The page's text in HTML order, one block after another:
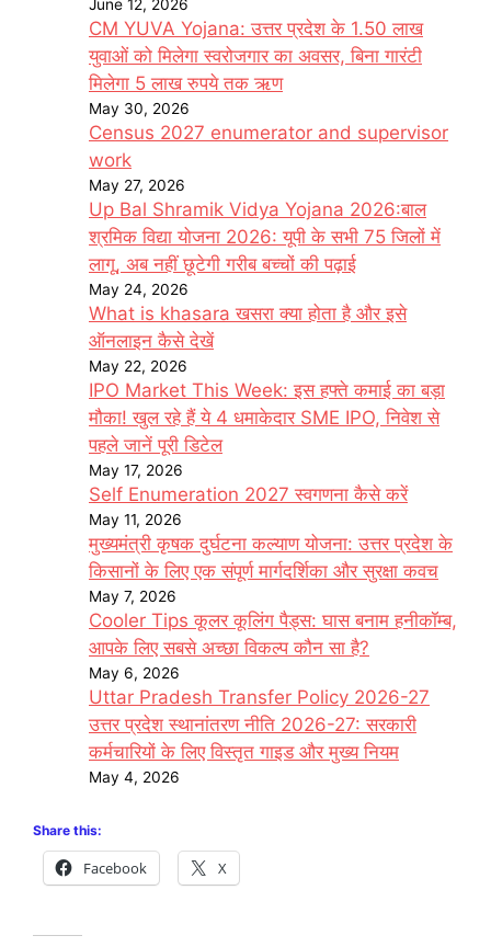
June 12, 2026
CM YUVA Yojana: उत्तर प्रदेश के 1.50 लाख
युवाओं को मिलेगा स्वरोजगार का अवसर, बिना गारंटी
मिलेगा 5 लाख रुपये तक ऋण
May 30, 2026
Census 2027 enumerator and supervisor
work
May 27, 2026
Up Bal Shramik Vidya Yojana 2026:बाल
श्रमिक विद्या योजना 2026: यूपी के सभी 75 जिलों में
लागू, अब नहीं छूटेगी गरीब बच्चों की पढ़ाई
May 24, 2026
What is khasara खसरा क्या होता है और इसे
ऑनलाइन कैसे देखें
May 22, 2026
IPO Market This Week: इस हफ्ते कमाई का बड़ा
मौका! खुल रहे हैं ये 4 धमाकेदार SME IPO, निवेश से
पहले जानें पूरी डिटेल
May 17, 2026
Self Enumeration 2027 स्वगणना कैसे करें
May 11, 2026
मुख्यमंत्री कृषक दुर्घटना कल्याण योजना: उत्तर प्रदेश के
किसानों के लिए एक संपूर्ण मार्गदर्शिका और सुरक्षा कवच
May 7, 2026
Cooler Tips कूलर कूलिंग पैड्स: घास बनाम हनीकॉम्ब,
आपके लिए सबसे अच्छा विकल्प कौन सा है?
May 6, 2026
Uttar Pradesh Transfer Policy 2026-27
उत्तर प्रदेश स्थानांतरण नीति 2026-27: सरकारी
कर्मचारियों के लिए विस्तृत गाइड और मुख्य नियम
May 4, 2026
Share this:
Facebook X